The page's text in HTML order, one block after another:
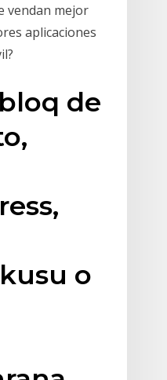
vendan mejor
aplicaciones
de
o